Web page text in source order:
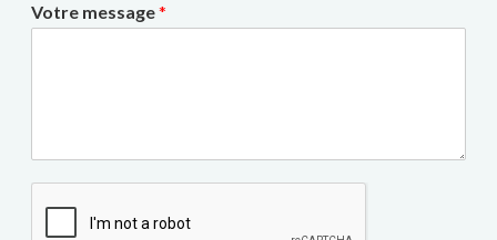
Votre message*